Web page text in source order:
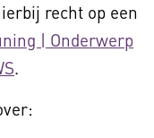
recht op een
| Onderwerp
.